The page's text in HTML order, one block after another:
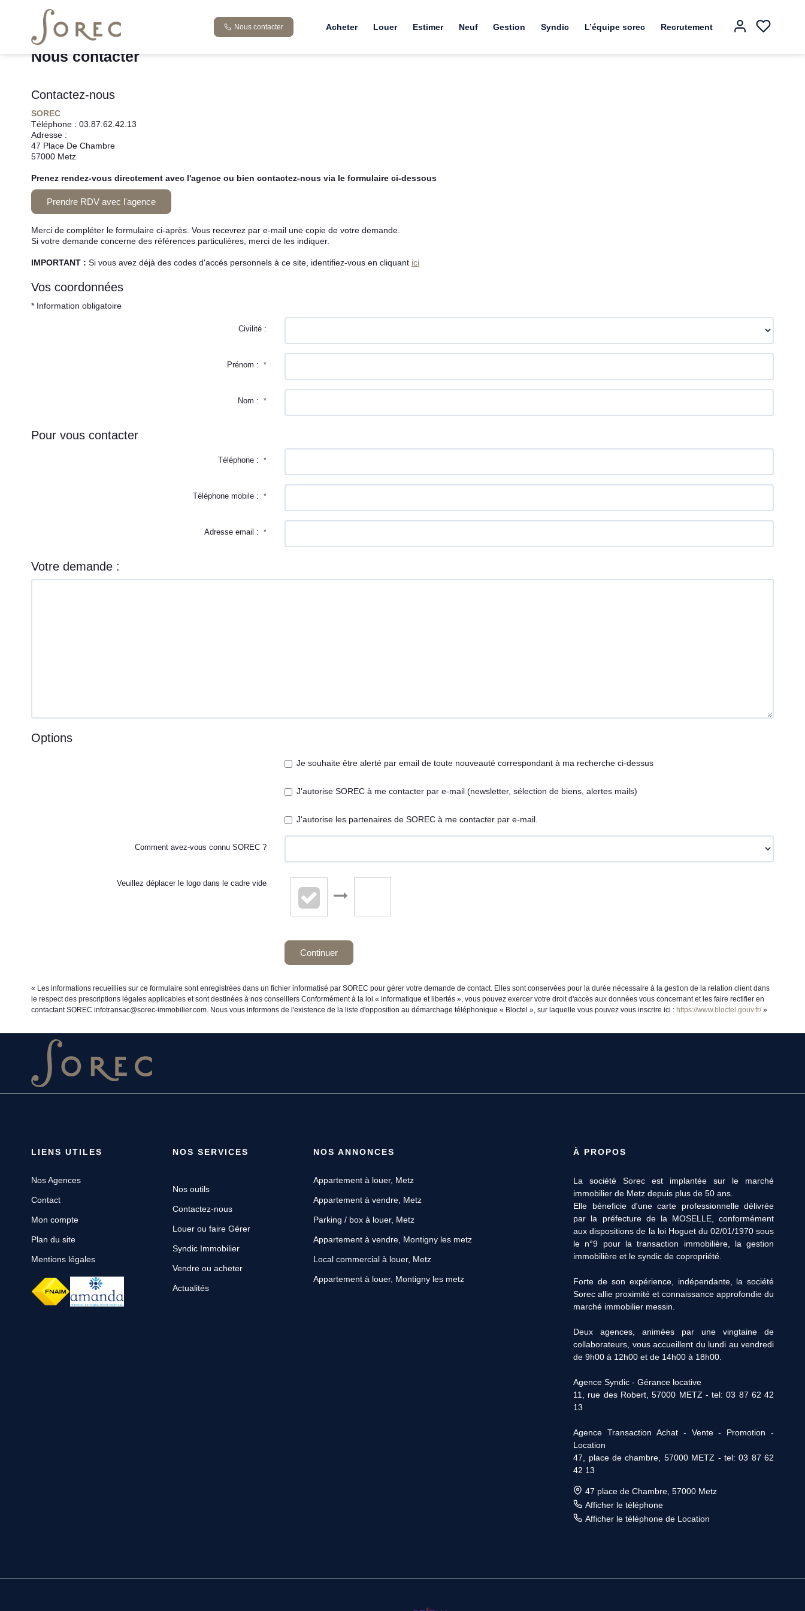
Nous contacter Acheter Louer Estimer Neuf Gestion Syndic L’équipe sorec Recrutement
Nous contacter
Contactez-nous
SOREC
Téléphone : 03.87.62.42.13
Adresse :
47 Place De Chambre
57000 Metz
Prenez rendez-vous directement avec l'agence ou bien contactez-nous via le formulaire ci-dessous
Prendre RDV avec l'agence
Merci de compléter le formulaire ci-après. Vous recevrez par e-mail une copie de votre demande.
Si votre demande concerne des références particulières, merci de les indiquer.
IMPORTANT : Si vous avez déjà des codes d'accés personnels à ce site, identifiez-vous en cliquant ici
Vos coordonnées
* Information obligatoire
Civilité :
Prénom :*
Nom :*
Pour vous contacter
Téléphone :*
Téléphone mobile :*
Adresse email :*
Votre demande :
Options
Je souhaite être alerté par email de toute nouveauté correspondant à ma recherche ci-dessus
J'autorise SOREC à me contacter par e-mail (newsletter, sélection de biens, alertes mails)
J'autorise les partenaires de SOREC à me contacter par e-mail.
Comment avez-vous connu SOREC ?
Veuillez déplacer le logo dans le cadre vide
Continuer
« Les informations recueillies sur ce formulaire sont enregistrées dans un fichier informatisé par SOREC pour gérer votre demande de contact. Elles sont conservées pour la durée nécessaire à la gestion de la relation client dans
le respect des prescriptions légales applicables et sont destinées à nos conseillers Conformément à la loi « informatique et libertés », vous pouvez exercer votre droit d'accès aux données vous concernant et les faire rectifier en
contactant SOREC infotransac@sorec-immobilier.com. Nous vous informons de l'existence de la liste d'opposition au démarchage téléphonique « Bloctel », sur laquelle vous pouvez vous inscrire ici : https://www.bloctel.gouv.fr/»
LIENS UTILES
Nos Agences
Contact
Mon compte
Plan du site
Mentions légales
NOS SERVICES
Nos outils
Contactez-nous
Louer ou faire Gérer
Syndic Immobilier
Vendre ou acheter
Actualités
NOS ANNONCES
Appartement à louer, Metz
Appartement à vendre, Metz
Parking / box à louer, Metz
Appartement à vendre, Montigny les metz
Local commercial à louer, Metz
Appartement à louer, Montigny les metz
À PROPOS
La société Sorec est implantée sur le marché
immobilier de Metz depuis plus de 50 ans.
Elle béneficie d'une carte professionnelle délivrée
par la préfecture de la MOSELLE, conformément
aux dispositions de la loi Hoguet du 02/01/1970 sous
le n°9 pour la transaction immobilière, la gestion
immobilière et le syndic de copropriété.
Forte de son expérience, indépendante, la société
Sorec allie proximité et connaissance approfondie du
marché immobilier messin.
Deux agences, animées par une vingtaine de
collaborateurs, vous accueillent du lundi au vendredi
de 9h00 à 12h00 et de 14h00 à 18h00.
Agence Syndic - Gérance locative
11, rue des Robert, 57000 METZ - tel: 03 87 62 42
13
Agence Transaction Achat - Vente - Promotion -
Location
47, place de chambre, 57000 METZ - tel: 03 87 62
42 13
47 place de Chambre, 57000 Metz
Afficher le téléphone
Afficher le téléphone de Location